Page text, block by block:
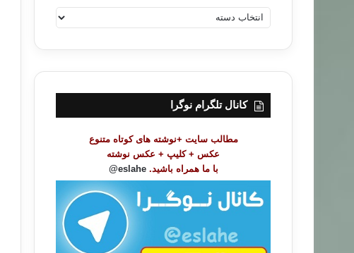
ه
ت
ض
کانال تلگرام نوگرا
مطالب سایت +نوشته های کوتاه متنوع
عکس + کلیپ + عکس نوشته
با ما همراه باشید. eslahe@